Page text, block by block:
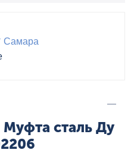
Самара
сталь Ду